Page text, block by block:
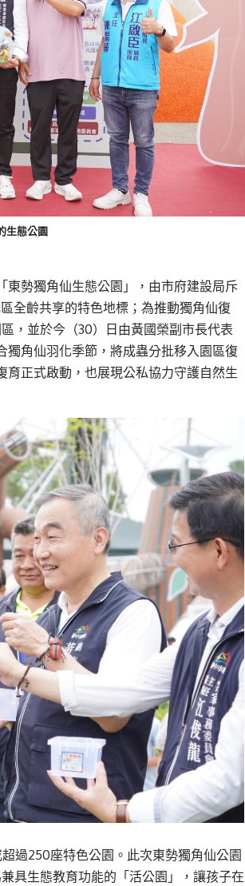
生態公園
勢獨角仙生態公園」，由市府建設局斥
全齡共享的特色地標；為推動獨角仙復
，並於今（30）日由黃國榮副市長代表
角仙羽化季節，將成蟲分批移入園區復
正式啟動，也展現公私協力守護自然生
過250座特色公園。此次東勢獨角仙公園
具生態教育功能的「活公園」，讓孩子在